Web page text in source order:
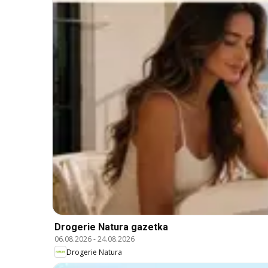
Drogerie Natura gazetka
06.08.2026-24.08.2026
Drogerie Natura